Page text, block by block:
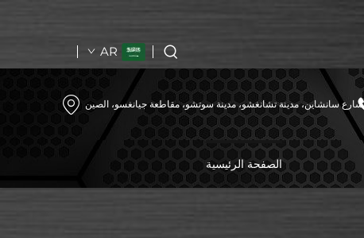
AR
شارع سانشاين، مدينة تشانغشو، مدينة سوتشو، مقاطعة جيانغسو، الصين
الصفحة الرئيسية